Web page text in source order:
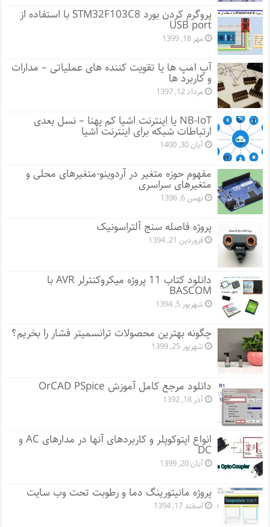
پروگرم کردن بورد STM32F103C8 با استفاده از
USB port
مهر 18, 1399
آپ امپ ها یا تقویت کننده های عملیاتی – مدارات
و کاربرد ها
مرداد 12, 1397
NB-IoT یا اینترنت اشیا کم پهنا – نسل بعدی
ارتباطات شبکه برای اینترنت اشیا
آبان 30, 1400
مفهوم حوزه متغیر در آردوینو-متغیرهای محلی و
متغیرهای سراسری
بهمن 6, 1396
پروژه فاصله سنج آلتراسونیک
فروردین 21, 1394
دانلود کتاب 11 پروژه میکروکنترلر AVR با
BASCOM
شهریور 5, 1394
چگونه بهترین محصولات ترانسمیتر فشار را بخریم؟
شهریور 25, 1399
دانلود مرجع کامل آموزش OrCAD PSpice
آذر 18, 1392
انواع اپتوکوپلر و کاربردهای آنها در مدارهای AC و
DC
آبان 20, 1399
پروژه مانيتورينگ دما و رطوبت تحت وب سایت
اسفند 17, 1394